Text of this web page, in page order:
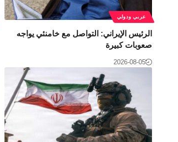
عربي ودولي
الرئيس الإيراني: التواصل مع خامنئي يواجه
صعوبات كبيرة
2026-08-05